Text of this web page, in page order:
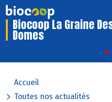
Biocoop La Graine
Domes
Accueil
Toutes nos actualités